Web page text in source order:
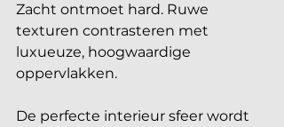
Zacht ontmoet hard. Ruwe
texturen contrasteren met
luxueuze, hoogwaardige
oppervlakken.
De perfecte interieur sfeer wordt